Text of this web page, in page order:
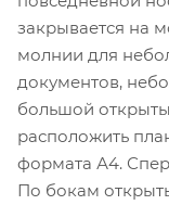
закрывается на
молнии для
документов,
большой
расположить
формата А4.
По бокам